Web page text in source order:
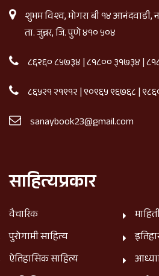
शुभम विश्व, मोगरा बी १४ आनंदवाडी,
ता. जुन्नर, जि. पुणे ४१० ५०४
८६२६० ८५७३४|८१८०० ३१७३४|
८६५२१ २१९१२|९०९६५ ९६७६८|
sanaybook23@gmail.com
साहित्यप्रकार
वैचारिक
पुरोगामी साहित्य
ऐतिहासिक साहित्य